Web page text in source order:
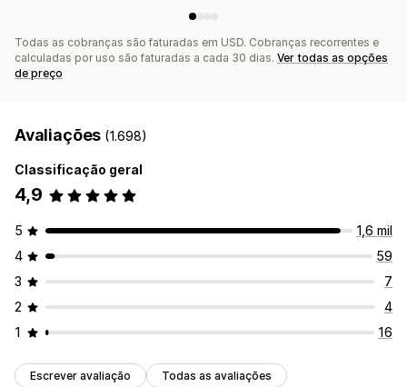
Todas as cobranças são faturadas em USD. Cobranças recorrentes e
calculadas por uso são faturadas a cada 30 dias. Ver todas as opções
de preço
Avaliações (1.698)
Classificação geral
4,9
5
1,6 mil
4
59
3
7
2
4
1
16
Escrever avaliação Todas as avaliações